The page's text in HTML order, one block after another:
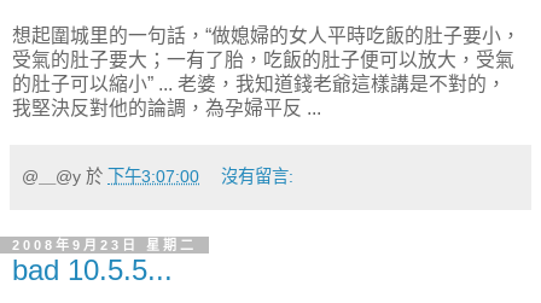
想起圍城里的一句話，“做媳婦的女人平時吃飯的肚子要小，
受氣的肚子要大；一有了胎，吃飯的肚子便可以放大，受氣
的肚子可以縮小” ... 老婆，我知道錢老爺這樣講是不對的，
我堅決反對他的論調，為孕婦平反 ...
@＿@y 於 下午3:07:00 沒有留言:
2008年9月23日 星期二
bad 10.5.5...